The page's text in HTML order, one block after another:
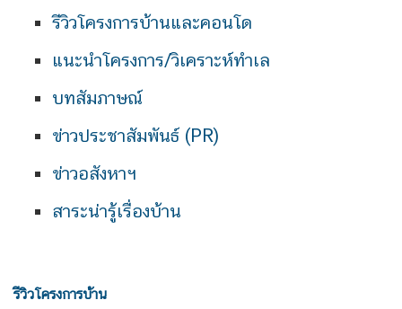
รีวิวโครงการบ้านและคอนโด
แนะนำโครงการ/วิเคราะห์ทำเล
บทสัมภาษณ์
ข่าวประชาสัมพันธ์ (PR)
ข่าวอสังหาฯ
สาระน่ารู้เรื่องบ้าน
รีวิวโครงการบ้าน